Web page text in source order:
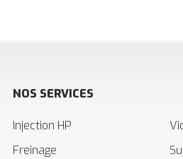
NOS SERVICES
Injection HP
Freinage